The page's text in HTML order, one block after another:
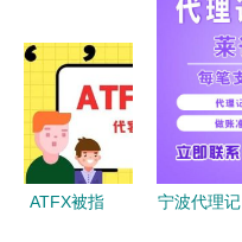
务详解 流
程、优势与
选择指南
析 服务、
厂家与费用
指南
ATFX被指
宁波代理记